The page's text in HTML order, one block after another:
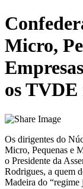
Micro,
os
Os dirigentes do
Micro, Pequenas e
o Presidente da
Rodrigues, a quem
Madeira do